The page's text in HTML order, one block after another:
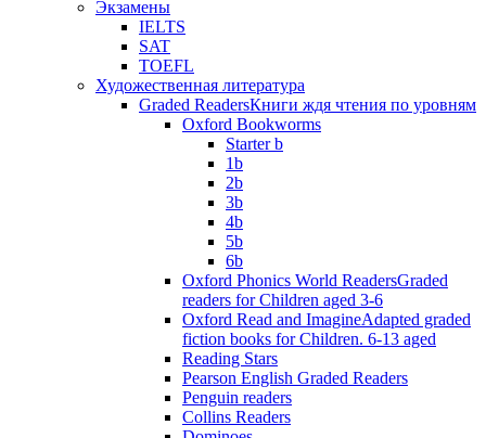
Экзамены
IELTS
SAT
TOEFL
Художественная литература
Graded ReadersКниги ждя чтения по уровням
Oxford Bookworms
Starter b
1b
2b
3b
4b
5b
6b
Oxford Phonics World ReadersGraded
readers for Children aged 3-6
Oxford Read and ImagineAdapted graded
fiction books for Children. 6-13 aged
Reading Stars
Pearson English Graded Readers
Penguin readers
Collins Readers